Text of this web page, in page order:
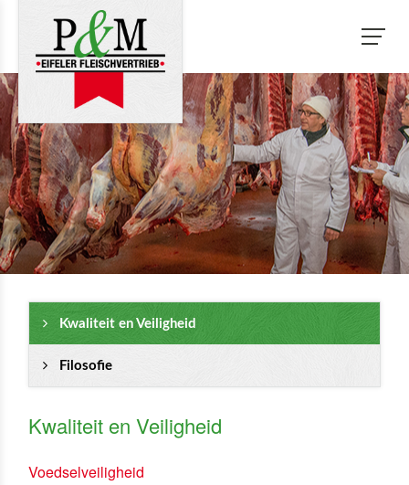
Kwaliteit en Veiligheid
Filosofie
Kwaliteit en Veiligheid
Voedselveiligheid